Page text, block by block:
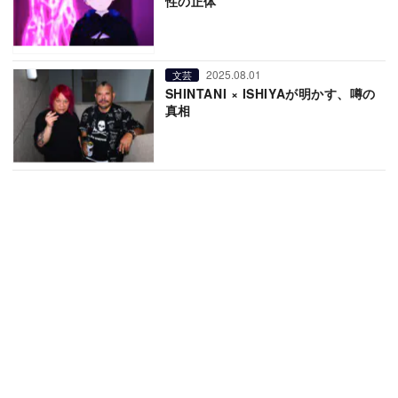
文芸 2025.08.01
SHINTANI × ISHIYAが明かす、噂の
真相